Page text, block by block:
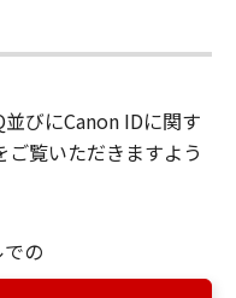
びにCanon IDに関す
ご覧いただきますよう
の